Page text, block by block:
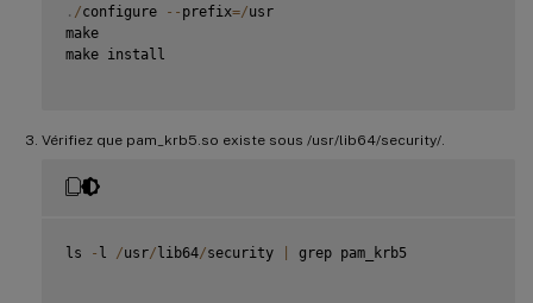
. /configure -- prefix=/usr
make
make install
Vérifiez que pam_krb5.so existe sous /usr/lib64/security/.
ls - l /usr/lib64/security grep pam_krb5